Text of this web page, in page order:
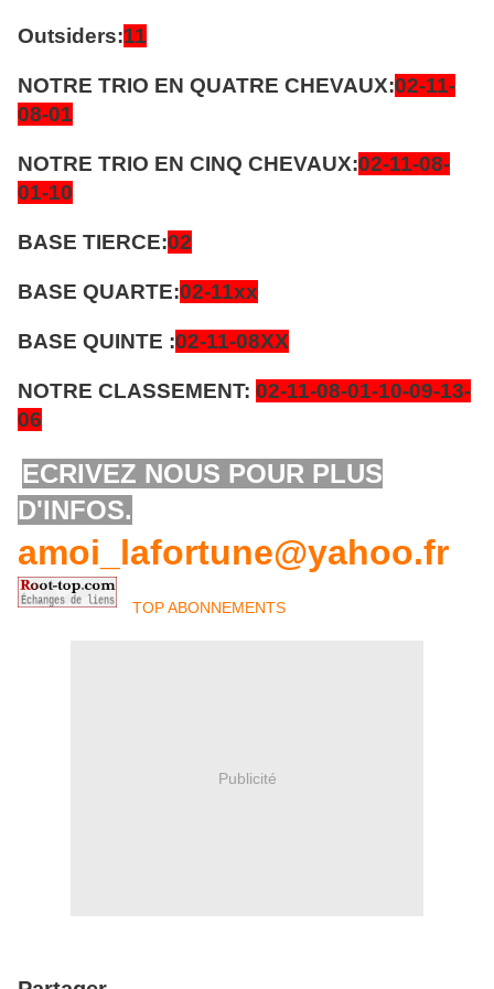
Outsiders:11
NOTRE TRIO EN QUATRE CHEVAUX:02-11-
08-01
NOTRE TRIO EN CINQ CHEVAUX:02-11-08-
01-10
BASE TIERCE:02
BASE QUARTE:02-11xx
BASE QUINTE :02-11-08XX
NOTRE CLASSEMENT: 02-11-08-01-10-09-13-
06
ECRIVEZ NOUS POUR PLUS
D'INFOS.
amoi_lafortune@yahoo.fr
TOP ABONNEMENTS
Publicité